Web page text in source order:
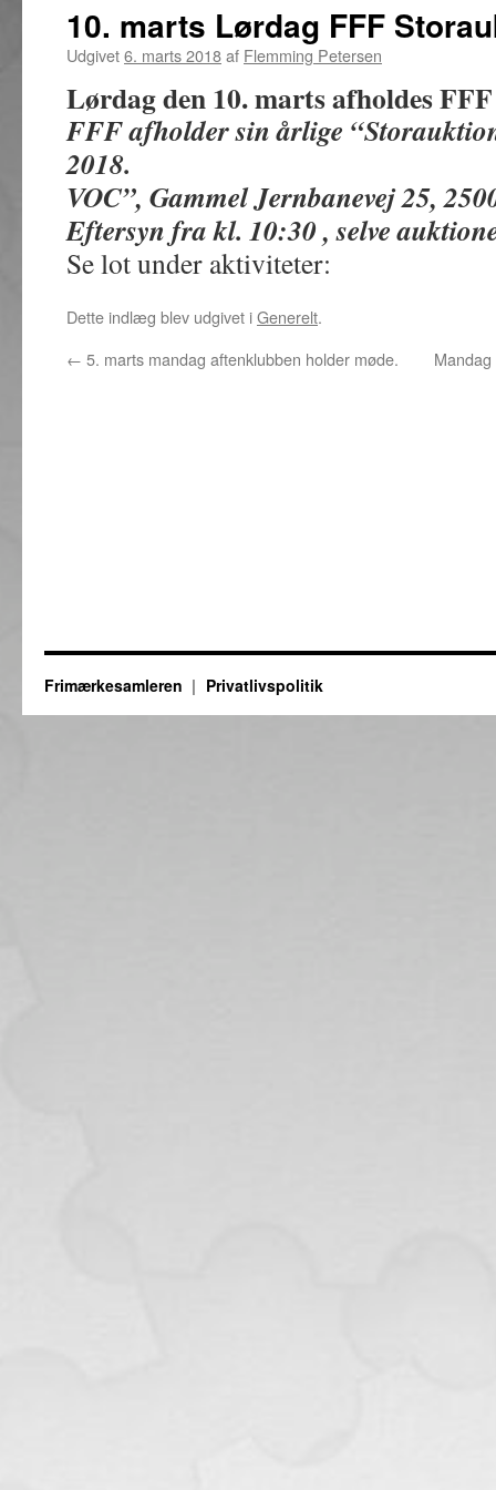
10. marts Lørdag FFF
Udgivet6. marts 2018af Flemming Petersen
Lørdag den 10. marts afholdes
FFF afholder sin årlige
2018.
VOC”, Gammel Jernbanevej 25,
Eftersyn fra kl. 10:30 , selve
Se lot under aktiviteter:
Dette indlæg blev udgivet iGenerelt.
← 5. marts mandag aftenklubben holder møde.
Frimærkesamleren Privatlivspolitik